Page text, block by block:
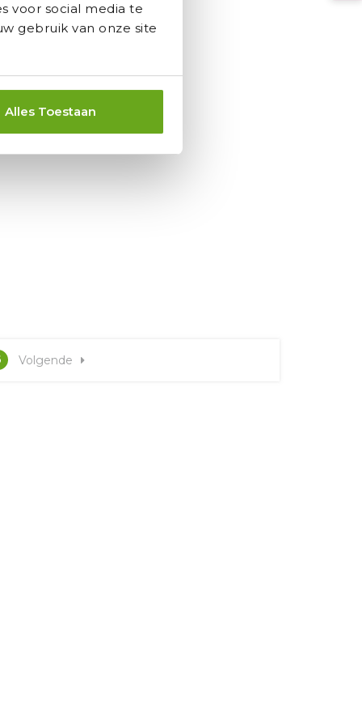
voor social media te
gebruik van onze site
Alles Toestaan
Volgende